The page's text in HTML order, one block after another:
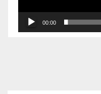
00:00